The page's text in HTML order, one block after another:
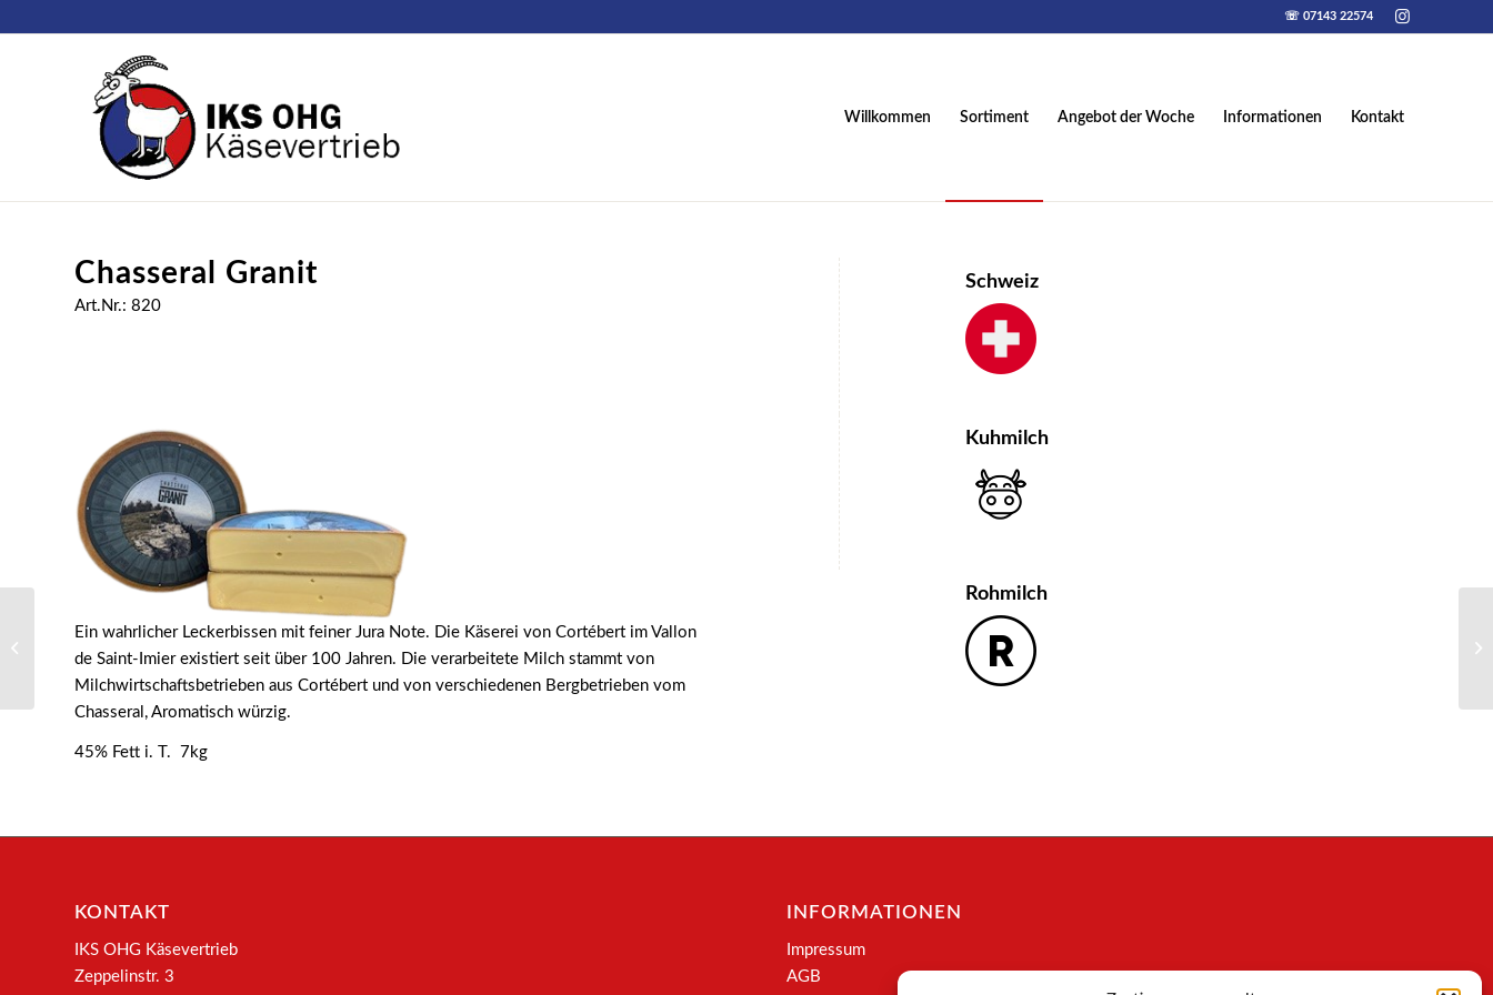
☏ 07143 22574
Willkommen Sortiment Angebot der Woche Informationen Kontakt
Chasseral Granit
Art.Nr.: 820
Ein wahrlicher Leckerbissen mit feiner Jura Note. Die Käserei von Cortébert im Vallon
de Saint-Imier existiert seit über 100 Jahren. Die verarbeitete Milch stammt von
Milchwirtschaftsbetrieben aus Cortébert und von verschiedenen Bergbetrieben vom
Chasseral, Aromatisch würzig.
45% Fett i. T. 7kg
Schweiz
Kuhmilch
Rohmilch
KONTAKT
IKS OHG Käsevertrieb
Zeppelinstr. 3
INFORMATIONEN
Impressum
AGB
819801 – Landshut